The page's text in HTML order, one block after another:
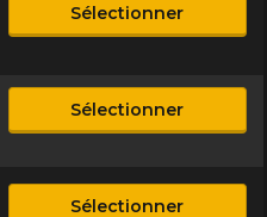
Sélectionner
Sélectionner
Sélectionner